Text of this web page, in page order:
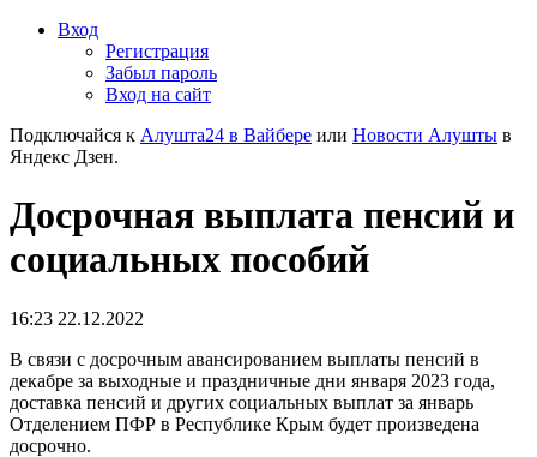
Вход
Регистрация
Забыл пароль
Вход на сайт
Подключайся к Алушта24 в Вайбере или Новости Алушты в
Яндекс Дзен.
Досрочная выплата пенсий и
социальных пособий
16:23 22.12.2022
В связи с досрочным авансированием выплаты пенсий в
декабре за выходные и праздничные дни января 2023 года,
доставка пенсий и других социальных выплат за январь
Отделением ПФР в Республике Крым будет произведена
досрочно.